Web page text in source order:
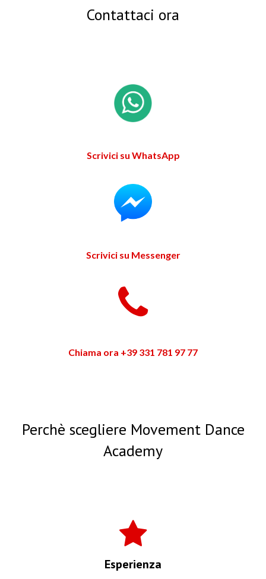
Contattaci ora
Scrivici su WhatsApp
Scrivici su Messenger
Chiama ora +39 331 781 97 77
Perchè scegliere Movement Dance
Academy
Esperienza